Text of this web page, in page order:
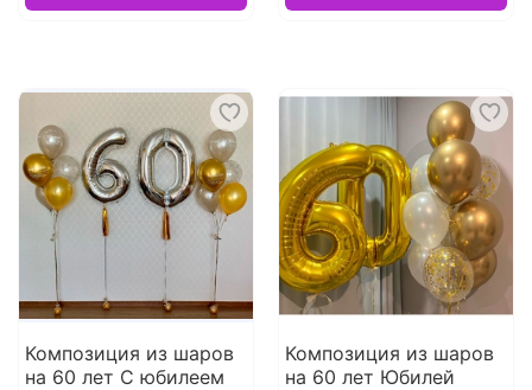
Композиция из шаров
на 60 лет С юбилеем
Композиция из шаров
на 60 лет Юбилей